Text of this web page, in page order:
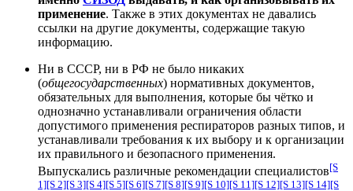
применение. Также в этих документах не давались
ссылки на другие документы, содержащие такую
информацию.
Ни в СССР, ни в РФ не было никаких
(общегосударственных) нормативных документов,
обязательных для выполнения, которые бы чётко и
однозначно устанавливали ограничения области
допустимого применения респираторов разных типов, и
устанавливали требования к их выбору и к организации
их правильного и безопасного применения.
Выпускались различные рекомендации специалистов[S
1][S 2][S 3][S 4][S 5][S 6][S 7][S 8][S 9][S 10][S 11][S 12][S 13][S 14][S